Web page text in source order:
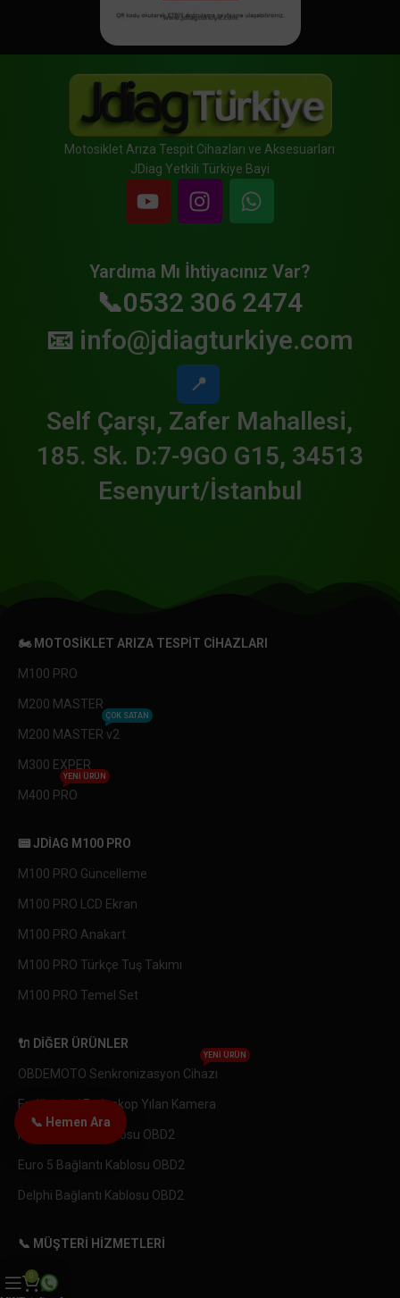
Motosiklet Arıza Tespit Cihazları ve Aksesuarları
JDiag Yetkili Türkiye Bayi
Yardıma Mı İhtiyacınız Var?
📞0532 306 2474
📧 info@jdiagturkiye.com
📍
Self Çarşı, Zafer Mahallesi,
185. Sk. D:7-9GO G15, 34513
Esenyurt/İstanbul
🏍️ MOTOSIKLET ARIZA TESPIT CIHAZLARI
M100 PRO
M200 MASTER
M200 MASTER v2
ÇOK SATAN
M300 EXPER
M400 PRO
YENI ÜRÜN
📟 JDIAG M100 PRO
M100 PRO Güncelleme
M100 PRO LCD Ekran
M100 PRO Anakart
M100 PRO Türkçe Tuş Takımı
M100 PRO Temel Set
🔌 DIĞER ÜRÜNLER
OBDEMOTO Senkronizasyon Cihazı
YENI ÜRÜN
Endüstriyel Endeskop Yılan Kamera
KTM Bağlantı Kablosu OBD2
Euro 5 Bağlantı Kablosu OBD2
Delphi Bağlantı Kablosu OBD2
📞 MÜŞTERI HIZMETLERI
İletişim
0
📞 Hemen Ara